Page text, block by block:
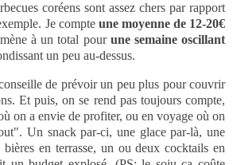
coréens sont assez chers par rapport
Je compte une moyenne de 12-20€
à un total pour une semaine oscillant
un peu au-dessus.
de prévoir un peu plus pour couvrir
Et puis, on se rend pas toujours compte,
on a envie de profiter, ou en voyage où on
Un snack par-ci, une glace par-là, une
bières en terrasse, un ou deux cocktails en